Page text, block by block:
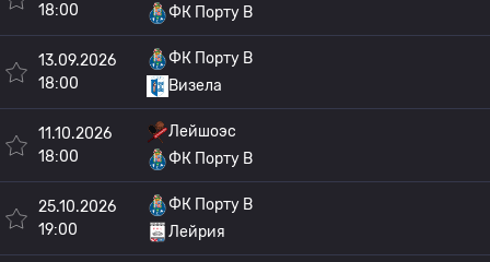
18:00
ФК Порту B
13.09.2026
18:00
ФК Порту B
Визела
11.10.2026
18:00
Лейшоэс
ФК Порту B
25.10.2026
19:00
ФК Порту B
Лейрия